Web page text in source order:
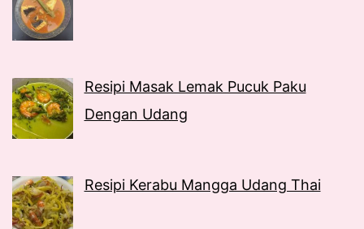
Resipi Masak Lemak Pucuk Paku
Dengan Udang
Resipi Kerabu Mangga Udang Thai